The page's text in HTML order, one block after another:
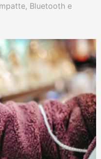
Bluetooth e